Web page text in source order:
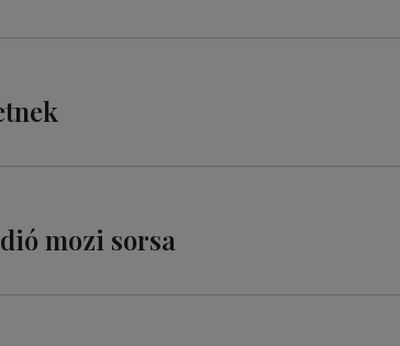
mozi sorsa